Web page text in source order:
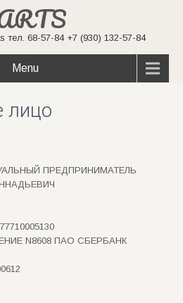
тел. 68-57-84 +7 (930) 132-57-84
Menu
лицо
ПРЕДПРИНИМАТЕЛЬ
N8608 ПАО СБЕРБАНК